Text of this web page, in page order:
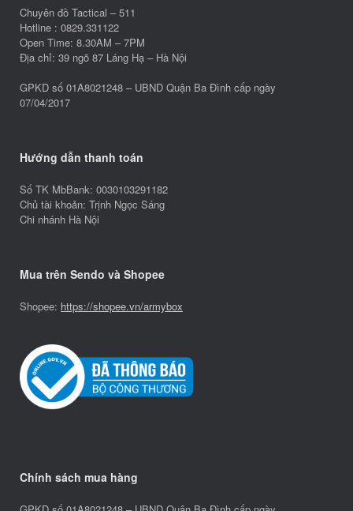
Chuyên đồ Tactical – 511
Hotline : 0829.331122
Open Time: 8.30AM – 7PM
Địa chỉ: 39 ngõ 87 Láng Hạ – Hà Nội
GPKD số 01A8021248 – UBND Quận Ba Đình cấp ngày
07/04/2017
Hướng dẫn thanh toán
Số TK MbBank: 0030103291182
Chủ tài khoản: Trịnh Ngọc Sáng
Chi nhánh Hà Nội
Mua trên Sendo và Shopee
Shopee: https://shopee.vn/armybox
Chính sách mua hàng